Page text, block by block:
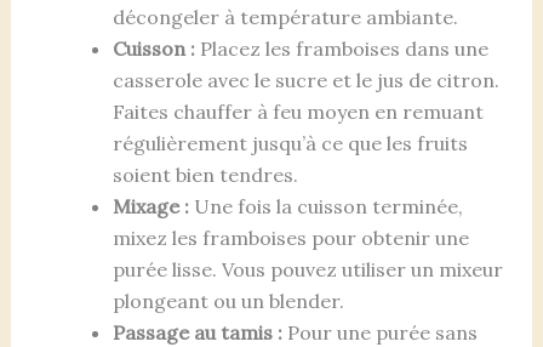
décongeler à température ambiante.
Cuisson :Placez les framboises dans une
casserole avec le sucre et le jus de citron.
Faites chauffer à feu moyen en remuant
régulièrement jusqu’à ce que les fruits
soient bien tendres.
Mixage :Une fois la cuisson terminée,
mixez les framboises pour obtenir une
purée lisse. Vous pouvez utiliser un mixeur
plongeant ou un blender.
Passage au tamis :Pour une purée sans